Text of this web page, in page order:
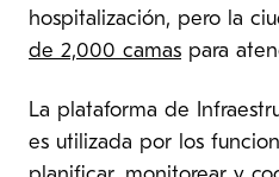
hospitalización, pero la
de 2,000 camas para
La plataforma de
es utilizada por los